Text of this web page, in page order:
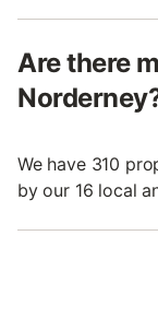
Are there
We have 310
by our 16 local